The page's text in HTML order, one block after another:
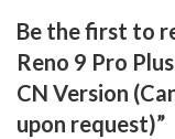
Be the first to
Reno 9 Pro
CN Version
upon request)”